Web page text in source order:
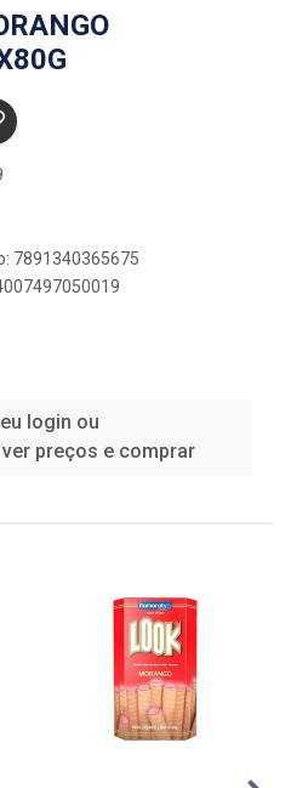
7891340365675
login ou
preços e comprar